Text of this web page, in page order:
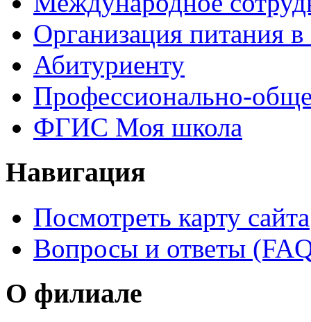
Организация питания в
Абитуриенту
Профессионально-
ФГИС Моя школа
Навигация
Посмотреть карту сайта
Вопросы и ответы
О филиале